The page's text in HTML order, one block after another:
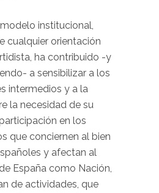
institucional,
cualquier orientación
ha contribuido -y
a sensibilizar a los
intermedios y a la
la necesidad de su
en los
que conciernen al bien
y afectan al
España como Nación,
de actividades, que